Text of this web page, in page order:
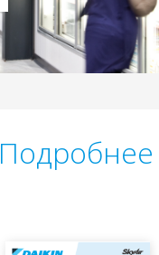
Подробнее